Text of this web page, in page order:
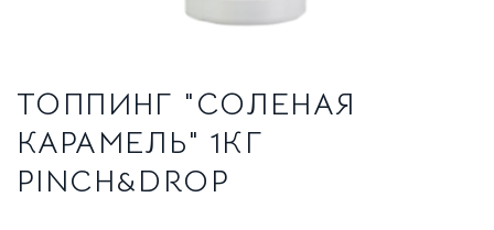
СЕРВИСНЫЙ ЦЕНТР
ВВОД В ЭКСПЛУАТАЦИЮ
ТОППИНГ "СОЛЕНАЯ
КАРАМЕЛЬ" 1КГ
PINCH&DROP